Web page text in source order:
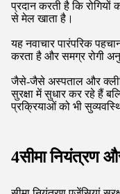
किया है ताकि हम लेनदेन
आईरिस स्कैनिंग का उपयोग